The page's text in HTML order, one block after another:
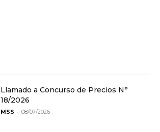
Llamado a Concurso de Precios N°
18/2026
MSS - 08/07/2026